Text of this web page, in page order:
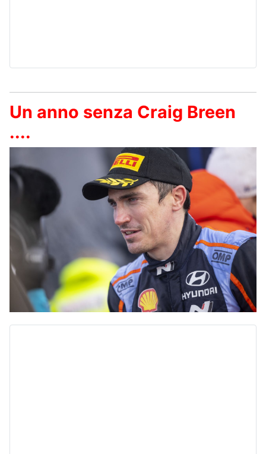
Un anno senza Craig Breen
....